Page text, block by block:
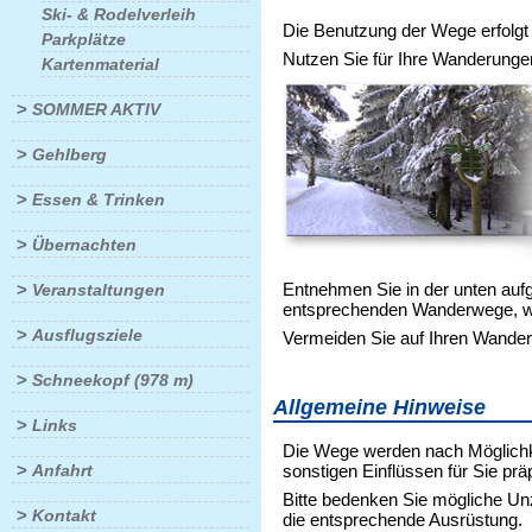
Ski- & Rodelverleih
Parkplätze
Kartenmaterial
> SOMMER AKTIV
> Gehlberg
> Essen & Trinken
> Übernachten
> Veranstaltungen
> Ausflugsziele
> Schneekopf (978 m)
> Links
> Anfahrt
> Kontakt
Die Benutzung der Wege
Nutzen Sie für Ihre
Entnehmen Sie in der unten
entsprechenden Wanderwege,
Vermeiden Sie auf Ihren
Allgemeine Hinweise
Die Wege werden nach
sonstigen Einflüssen für Sie
Bitte bedenken Sie mögliche
die entsprechende Ausrüstung.